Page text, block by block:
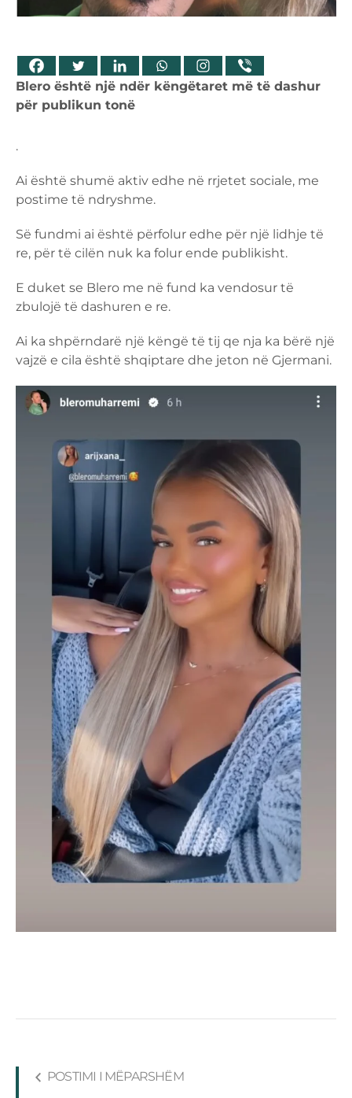
Blero është një ndër këngëtaret më të dashur
për publikun tonë
.
Ai është shumë aktiv edhe në rrjetet sociale, me
postime të ndryshme.
Së fundmi ai është përfolur edhe për një lidhje të
re, për të cilën nuk ka folur ende publikisht.
E duket se Blero me në fund ka vendosur të
zbulojë të dashuren e re.
Ai ka shpërndarë një këngë të tij qe nja ka bërë një
vajzë e cila është shqiptare dhe jeton në Gjermani.
POSTIMI I MËPARSHËM